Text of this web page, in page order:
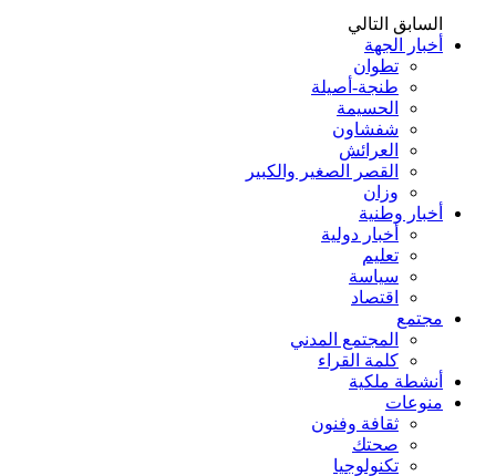
السابق التالي
أخبار الجهة
تطوان
طنجة-أصيلة
الحسيمة
شفشاون
العرائش
القصر الصغير والكبير
وزان
أخبار وطنية
أخبار دولية
تعليم
سياسة
اقتصاد
مجتمع
المجتمع المدني
كلمة القراء
أنشطة ملكية
منوعات
ثقافة وفنون
صحتك
تكنولوجيا